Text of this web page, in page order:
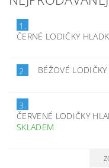
1.
ČERNÉ LODIČKY
2. BÉŽOVÉ
3.
ČERVENÉ LODIČKY
SKLADEM